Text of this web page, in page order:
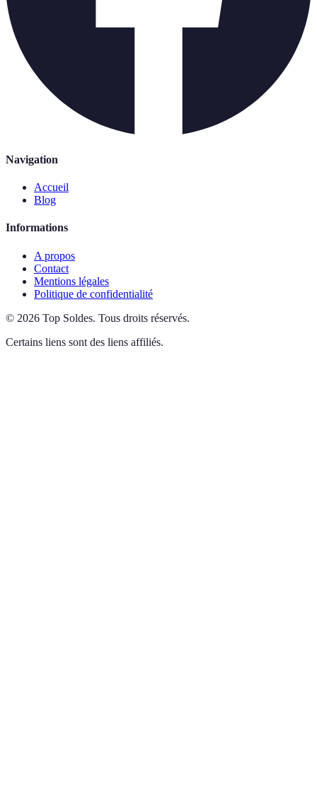
Navigation
Accueil
Blog
Informations
A propos
Contact
Mentions légales
Politique de confidentialité
© 2026 Top Soldes. Tous droits réservés.
Certains liens sont des liens affiliés.